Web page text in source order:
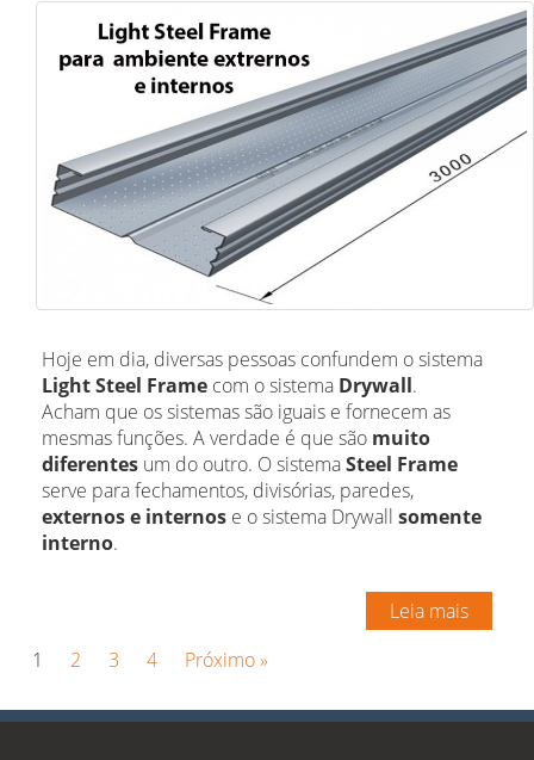
Hoje em dia, diversas pessoas confundem o sistema
Light Steel Frame com o sistema Drywall.
Acham que os sistemas são iguais e fornecem as
mesmas funções. A verdade é que são muito
diferentes um do outro. O sistemaSteel Frame
serve para fechamentos, divisórias, paredes,
externos e internos e o sistema Drywall somente
interno.
Leia mais
1
2 3 4 Próximo »